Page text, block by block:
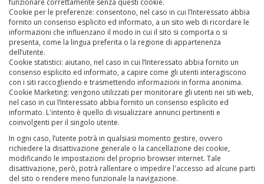
funzionare correttamente senza questi cookie.
Cookie per le preferenze: consentono, nel caso in cui l’Interessato abbia
fornito un consenso esplicito ed informato, a un sito web di ricordare le
informazioni che influenzano il modo in cui il sito si comporta o si
presenta, come la lingua preferita o la regione di appartenenza
dell’utente.
Cookie statistici: aiutano, nel caso in cui l’Interessato abbia fornito un
consenso esplicito ed informato, a capire come gli utenti interagiscono
con i siti raccogliendo e trasmettendo informazioni in forma anonima.
Cookie Marketing: vengono utilizzati per monitorare gli utenti nei siti web,
nel caso in cui l’Interessato abbia fornito un consenso esplicito ed
informato. L'intento è quello di visualizzare annunci pertinenti e
coinvolgenti per il singolo utente.
In ogni caso, l’utente potrà in qualsiasi momento gestire, ovvero
richiedere la disattivazione generale o la cancellazione dei cookie,
modificando le impostazioni del proprio browser internet. Tale
disattivazione, però, potrà rallentare o impedire l'accesso ad alcune parti
del sito o rendere meno funzionale la navigazione.